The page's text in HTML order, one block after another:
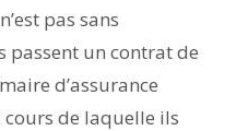
pas sans
passent un contrat de
d’assurance
cours de laquelle ils